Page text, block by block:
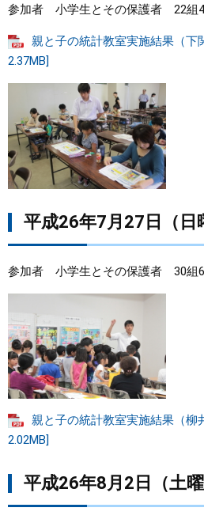
参加者 小学生とその保護者 22組
親と子の統計教室実施結果（下
2.37MB]
平成26年7月27日（日
参加者 小学生とその保護者 30組
親と子の統計教室実施結果（柳
2.02MB]
平成26年8月2日（土